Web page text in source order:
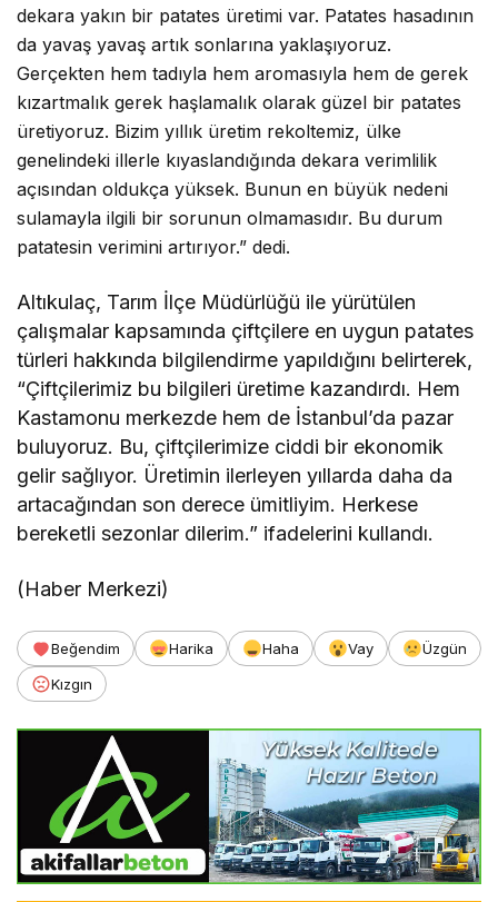
dekara yakın bir patates üretimi var. Patates hasadının
da yavaş yavaş artık sonlarına yaklaşıyoruz.
Gerçekten hem tadıyla hem aromasıyla hem de gerek
kızartmalık gerek haşlamalık olarak güzel bir patates
üretiyoruz. Bizim yıllık üretim rekoltemiz, ülke
genelindeki illerle kıyaslandığında dekara verimlilik
açısından oldukça yüksek. Bunun en büyük nedeni
sulamayla ilgili bir sorunun olmamasıdır. Bu durum
patatesin verimini artırıyor.” dedi.
Altıkulaç, Tarım İlçe Müdürlüğü ile yürütülen
çalışmalar kapsamında çiftçilere en uygun patates
türleri hakkında bilgilendirme yapıldığını belirterek,
“Çiftçilerimiz bu bilgileri üretime kazandırdı. Hem
Kastamonu merkezde hem de İstanbul’da pazar
buluyoruz. Bu, çiftçilerimize ciddi bir ekonomik
gelir sağlıyor. Üretimin ilerleyen yıllarda daha da
artacağından son derece ümitliyim. Herkese
bereketli sezonlar dilerim.” ifadelerini kullandı.
(Haber Merkezi)
Beğendim Harika Haha Vay
Üzgün
Kızgın